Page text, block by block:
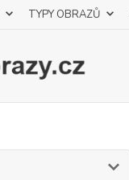
TYPY OBRAZŮ